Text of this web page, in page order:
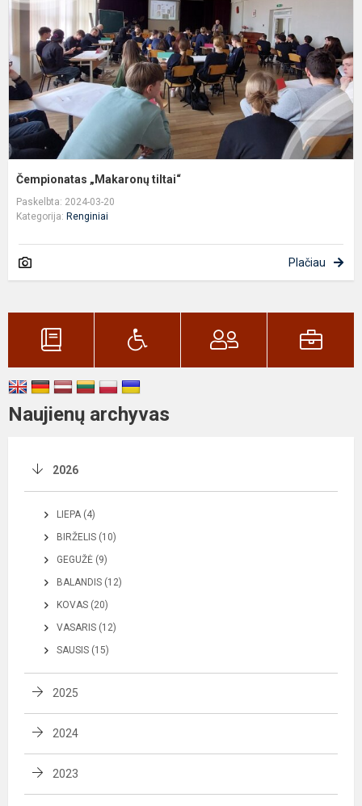
Čempionatas „Makaronų tiltai“
Paskelbta: 2024-03-20
Kategorija: Renginiai
Plačiau
Naujienų archyvas
2026
LIEPA (4)
BIRŽELIS (10)
GEGUŽĖ (9)
BALANDIS (12)
KOVAS (20)
VASARIS (12)
SAUSIS (15)
2025
2024
2023